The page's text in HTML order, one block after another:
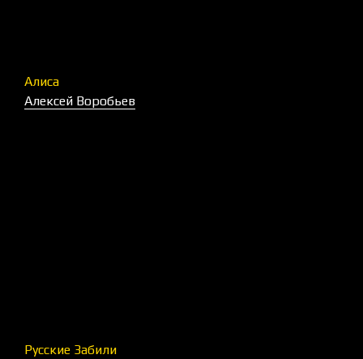
Алиса
Алексей Воробьев
Русские Забили